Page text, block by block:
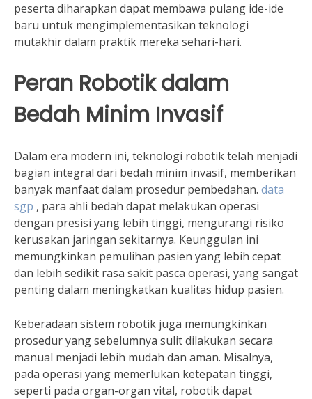
peserta diharapkan dapat membawa pulang ide-ide
baru untuk mengimplementasikan teknologi
mutakhir dalam praktik mereka sehari-hari.
Peran Robotik dalam
Bedah Minim Invasif
Dalam era modern ini, teknologi robotik telah menjadi
bagian integral dari bedah minim invasif, memberikan
banyak manfaat dalam prosedur pembedahan. data
sgp , para ahli bedah dapat melakukan operasi
dengan presisi yang lebih tinggi, mengurangi risiko
kerusakan jaringan sekitarnya. Keunggulan ini
memungkinkan pemulihan pasien yang lebih cepat
dan lebih sedikit rasa sakit pasca operasi, yang sangat
penting dalam meningkatkan kualitas hidup pasien.
Keberadaan sistem robotik juga memungkinkan
prosedur yang sebelumnya sulit dilakukan secara
manual menjadi lebih mudah dan aman. Misalnya,
pada operasi yang memerlukan ketepatan tinggi,
seperti pada organ-organ vital, robotik dapat